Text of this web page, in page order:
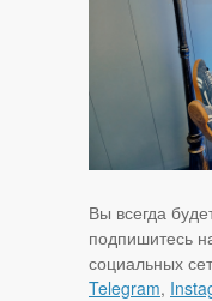
Вы всегда
подпишитесь
социальных
Telegram,